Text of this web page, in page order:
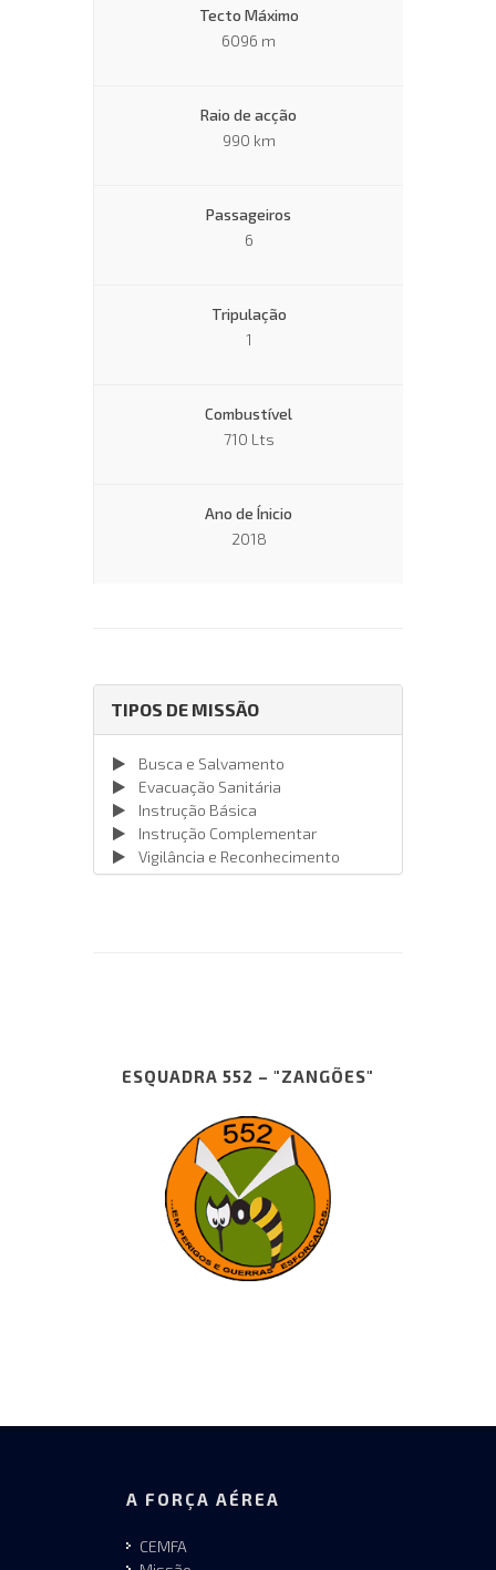
Tecto Máximo
6096 m
Raio de acção
990 km
Passageiros
6
Tripulação
1
Combustível
710 Lts
Ano de Ínicio
2018
TIPOS DE MISSÃO
Busca e Salvamento
Evacuação Sanitária
Instrução Básica
Instrução Complementar
Vigilância e Reconhecimento
ESQUADRA 552 – "ZANGÕES"
A FORÇA AÉREA
CEMFA